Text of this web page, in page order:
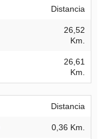
Distancia
26,52
Km.
26,61
Km.
Distancia
0,36 Km.